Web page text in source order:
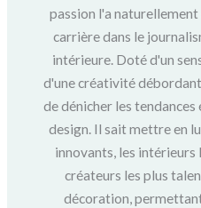
passion l'a
carrière dans le
intérieure. Doté d'un
d'une créativité
de dénicher les
design. Il sait mettre en
innovants, les intérieurs
créateurs les plus
décoration,